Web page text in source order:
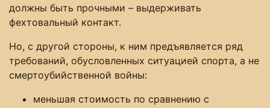
должны быть прочными – выдерживать
фехтовальный контакт.
Но, с другой стороны, к ним предъявляется ряд
требований, обусловленных ситуацией спорта, а не
смертоубийственной войны:
меньшая стоимость по сравнению с